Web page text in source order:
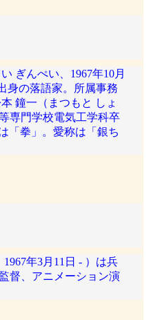
ぎんぺい、1967年10月
身の落語家。所属事務
鐘一（まつもと しょ
専門学校電気工学科卒
「拳」。愛称は「銀ち
年3月11日 - ）は兵
督、アニメーション演